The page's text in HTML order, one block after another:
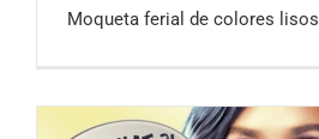
Moqueta ferial de colores lisos